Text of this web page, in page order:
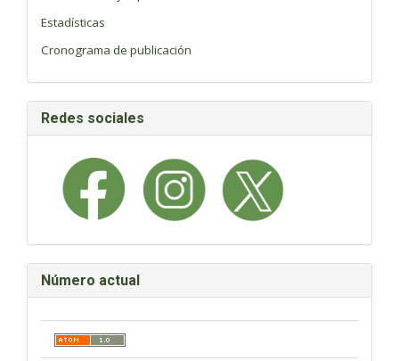
Estadísticas
Cronograma de publicación
Redes sociales
Número actual